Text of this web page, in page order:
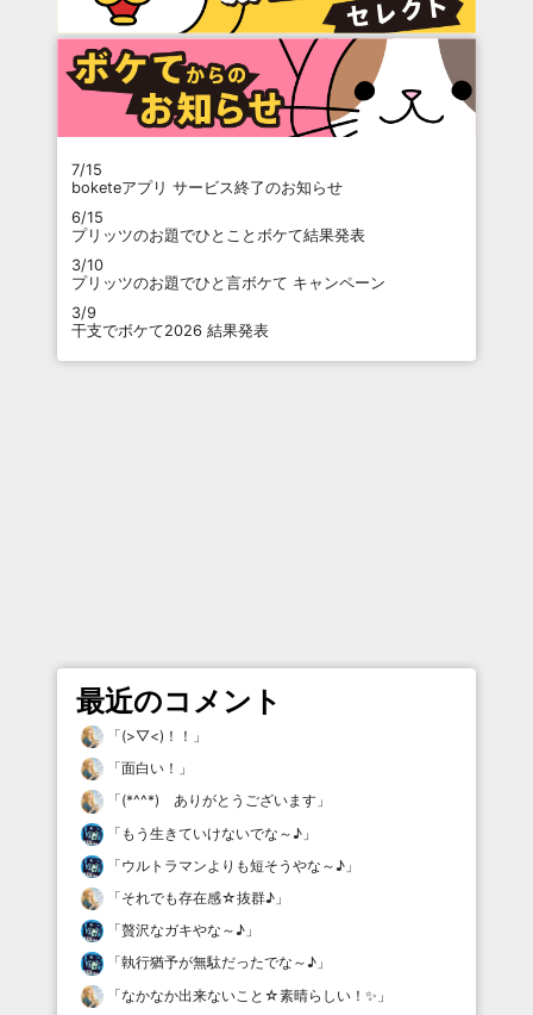
7/15
boketeアプリ サービス終了のお知らせ
6/15
プリッツのお題でひとことボケて結果発表
3/10
プリッツのお題でひと言ボケて キャンペーン
3/9
干支でボケて2026 結果発表
最近のコメント
「(>▽<)！！ 」
「面白い！ 」
「(*^^*) ありがとうございます 」
「 もう生きていけないでな～♪ 」
「ウルトラマンよりも短そうやな～♪ 」
「それでも存在感☆抜群♪ 」
「贅沢なガキやな～♪ 」
「執行猶予が無駄だったでな～♪ 」
「なかなか出来ないこと☆素晴らしい！✨ 」